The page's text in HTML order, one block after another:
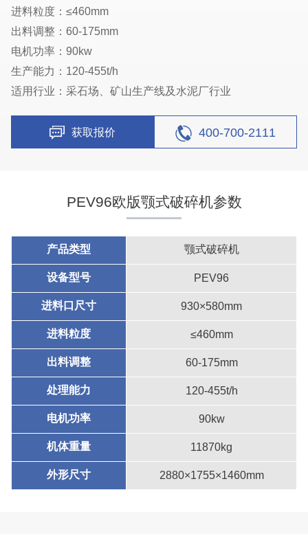
进料粒度：≤460mm
出料调整：60-175mm
电机功率：90kw
生产能力：120-455t/h
适用行业：采石场、矿山生产线及水泥厂行业
获取报价 400-700-2111
PEV96欧版颚式破碎机参数
产品类型 颚式破碎机
设备型号 PEV96
进料口尺寸 930×580mm
进料粒度 ≤460mm
出料调整 60-175mm
处理能力 120-455t/h
电机功率 90kw
机体重量 11870kg
外形尺寸 2880×1755×1460mm